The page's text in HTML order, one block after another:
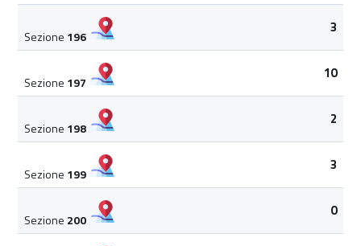
Sezione 196
3
Sezione 197
10
Sezione 198
2
Sezione 199
3
Sezione 200
0